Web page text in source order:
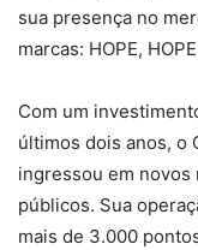
sua presença no
marcas: HOPE,
Com um
últimos dois anos, o
ingressou em
públicos. Sua
mais de 3.000